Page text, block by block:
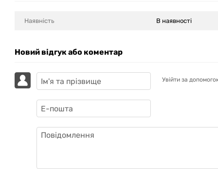
Наявність В наявності
Новий відгук або коментар
Увійти за
GAZIKAI